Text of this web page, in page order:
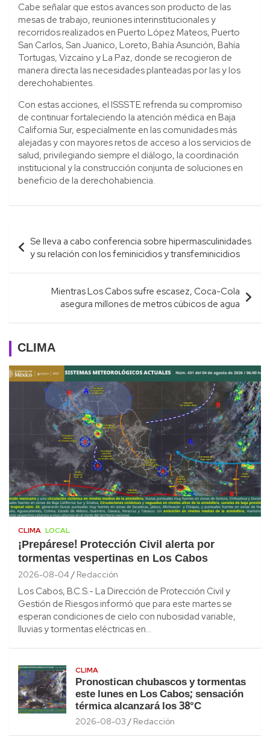
Cabe señalar que estos avances son producto de las
mesas de trabajo, reuniones interinstitucionales y
recorridos realizados en Puerto López Mateos, Puerto
San Carlos, San Juanico, Loreto, Bahía Asunción, Bahía
Tortugas, Vizcaíno y La Paz, donde se recogieron de
manera directa las necesidades planteadas por las y los
derechohabientes.
Con estas acciones, el ISSSTE refrenda su compromiso
de continuar fortaleciendo la atención médica en Baja
California Sur, especialmente en las comunidades más
alejadas y con mayores retos de acceso a los servicios de
salud, privilegiando siempre el diálogo, la coordinación
institucional y la construcción conjunta de soluciones en
beneficio de la derechohabiencia.
Navegación
de
entradas
Se lleva a cabo conferencia sobre hipermasculinidades
y su relación con los feminicidios y transfeminicidios
Mientras Los Cabos sufre escasez, Coca-Cola
asegura millones de metros cúbicos de agua
CLIMA
CLIMA LOCAL
¡Prepárese! Protección Civil alerta por
tormentas vespertinas en Los Cabos
2026-08-04 Redacción
Los Cabos, B.C.S.- La Dirección de Protección Civil y
Gestión de Riesgos informó que para este martes se
esperan condiciones de cielo con nubosidad variable,
lluvias y tormentas eléctricas en…
CLIMA
Pronostican chubascos y tormentas
este lunes en Los Cabos; sensación
térmica alcanzará los 38°C
2026-08-03 Redacción